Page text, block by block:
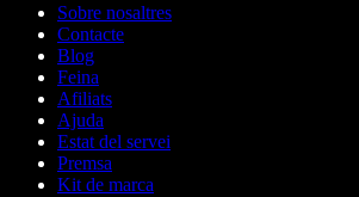
Sobre nosaltres
Contacte
Blog
Feina
Afiliats
Ajuda
Estat del servei
Premsa
Kit de marca